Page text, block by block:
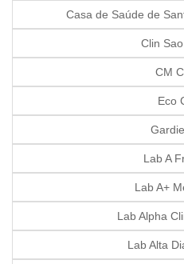
Casa de Saúde de
Clin
CM
Eco
Lab A
Lab A+
Lab Alpha
Lab Alta